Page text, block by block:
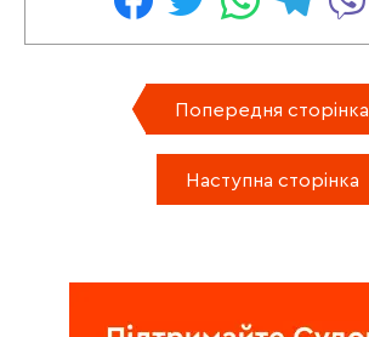
Попередня сторінка
Наступна сторінка